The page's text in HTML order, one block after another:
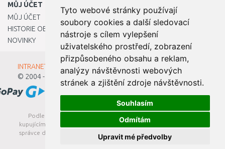
Tyto webové stránky používají
soubory cookies a další sledovací
nástroje s cílem vylepšení
uživatelského prostředí, zobrazení
přizpůsobeného obsahu a reklam,
analýzy návštěvnosti webových
stránek a zjištění zdroje návštěvnosti.
Souhlasím
Odmítám
Upravit mé předvolby
MŮJ ÚČET
MŮJ ÚČET
HISTORIE OBJEDNÁVEK
NOVINKY
INTRANET - Přihlášení pro zaměstnance
© 2004 - 2026
Kamody s.r.o.
Podle zákona o evidenci tržeb je prodávající povinen vystavit
kupujícímu účtenku. Zároveň je povinen zaevidovat přijatou tržbu u
správce daně online; v případě technického výpadku pak nejpozději
do 48 hodin.